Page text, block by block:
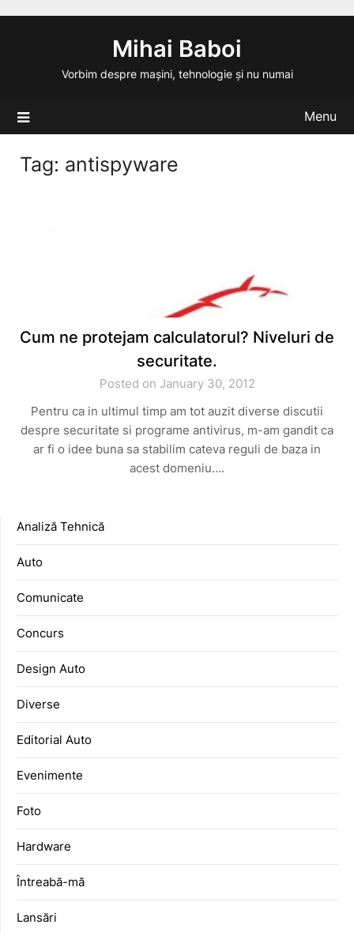
Mihai Baboi
Vorbim despre mașini, tehnologie și nu numai
Menu
Tag: antispyware
Cum ne protejam calculatorul? Niveluri de
securitate.
Posted on January 30, 2012
Pentru ca in ultimul timp am tot auzit diverse discutii
despre securitate si programe antivirus, m-am gandit ca
ar fi o idee buna sa stabilim cateva reguli de baza in
acest domeniu….
Analiză Tehnică
Auto
Comunicate
Concurs
Design Auto
Diverse
Editorial Auto
Evenimente
Foto
Hardware
Întreabă-mă
Lansări